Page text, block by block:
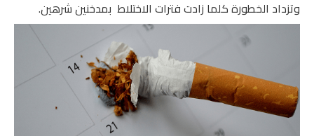
وتزداد الخطورة كلما زادت فترات الاختلاط بمدخنين شرهين.